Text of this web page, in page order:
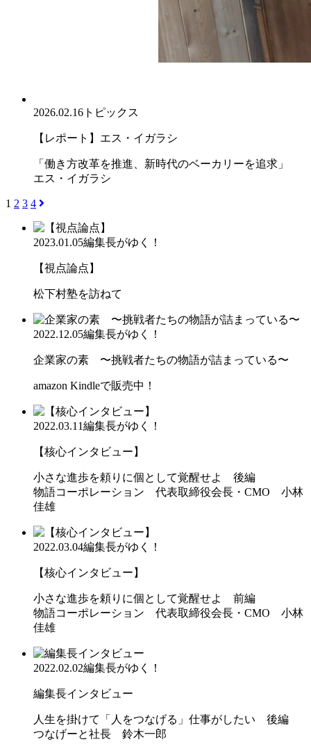
2026.02.16 トピックス
【レポート】エス・イガラシ
「働き方改革を推進、新時代のベーカリーを追求」
エス・イガラシ
1 2 3 4
2023.01.05編集長がゆく！
【視点論点】
松下村塾を訪ねて
2022.12.05編集長がゆく！
企業家の素 〜挑戦者たちの物語が詰まっている〜
amazon Kindleで販売中！
2022.03.11編集長がゆく！
【核心インタビュー】
小さな進歩を頼りに個として覚醒せよ 後編
物語コーポレーション 代表取締役会長・CMO 小林
佳雄
2022.03.04編集長がゆく！
【核心インタビュー】
小さな進歩を頼りに個として覚醒せよ 前編
物語コーポレーション 代表取締役会長・CMO 小林
佳雄
2022.02.02編集長がゆく！
編集長インタビュー
人生を掛けて「人をつなげる」仕事がしたい 後編
つなげーと社長 鈴木一郎